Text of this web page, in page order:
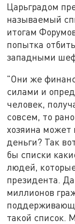
Царьградом
называемый
итогам
попытка
западными
"Они же
силами и
человек,
совсем, то
хозяина может
деньги? Так
бы списки
людей,
президента.
миллионов
такой список.